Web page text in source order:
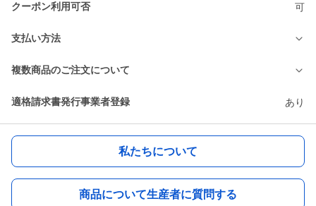
クーポン利用可否 可
支払い方法
複数商品のご注文について
適格請求書発行事業者登録 あり
私たちについて
商品について生産者に質問する